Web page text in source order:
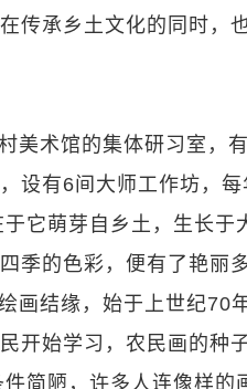
传承乡土文化的同时，
美术馆的集体研习室，
设有6间大师工作坊，
于它萌芽自乡土，生长
季的色彩，便有了艳丽
画结缘，始于上世纪70
开始学习，农民画的种
件简陋，许多人连像样